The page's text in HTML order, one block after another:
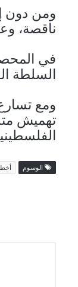
ومن دون
ناقصة،
في
السلطة
ومع تسارع
تهميش
الوسوم